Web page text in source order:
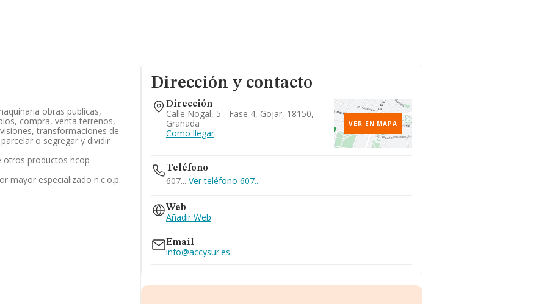
obras publicas,
compra, venta terrenos,
transformaciones de
o segregar y dividir
otros productos ncop
mayor especializado n.c.o.p.
Dirección y contacto
Dirección
Calle Nogal, 5 - Fase 4, Gojar, 18150,
Granada
Como llegar
VER EN MAPA
Teléfono
607... Ver teléfono 607...
Web
Añadir Web
Email
info@accysur.es